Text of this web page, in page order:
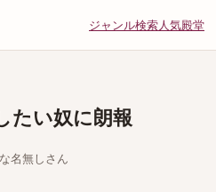
ジャンル検索人気殿堂
たい奴に朗報
名無しさん